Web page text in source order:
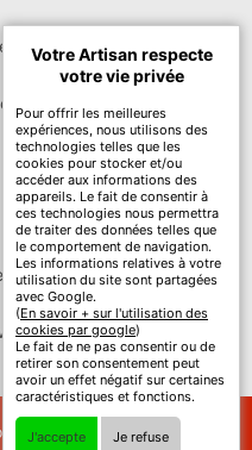
78
78
78
droit réservé
Votre Artisan respecte
votre vie privée
Pour offrir les meilleures
expériences, nous utilisons des
technologies telles que les
cookies pour stocker et/ou
accéder aux informations des
appareils. Le fait de consentir à
ces technologies nous permettra
de traiter des données telles que
le comportement de navigation.
Les informations relatives à votre
utilisation du site sont partagées
avec Google.
(En savoir + sur l'utilisation des
cookies par google)
Le fait de ne pas consentir ou de
retirer son consentement peut
avoir un effet négatif sur certaines
caractéristiques et fonctions.
J'accepte Je refuse